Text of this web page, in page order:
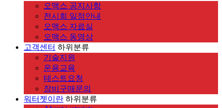
오맥스 공지사항
전시회 일정안내
오맥스 자료실
오맥스 동영상
고객센터 하위분류
기술지원
운용교육
테스트요청
장비구매문의
워터젯이란 하위분류